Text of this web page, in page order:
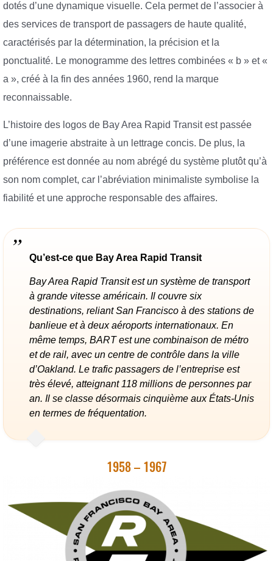
dotés d’une dynamique visuelle. Cela permet de l’associer à
des services de transport de passagers de haute qualité,
caractérisés par la détermination, la précision et la
ponctualité. Le monogramme des lettres combinées « b » et «
a », créé à la fin des années 1960, rend la marque
reconnaissable.
L’histoire des logos de Bay Area Rapid Transit est passée
d’une imagerie abstraite à un lettrage concis. De plus, la
préférence est donnée au nom abrégé du système plutôt qu’à
son nom complet, car l’abréviation minimaliste symbolise la
fiabilité et une approche responsable des affaires.
Qu’est-ce que Bay Area Rapid Transit
Bay Area Rapid Transit est un système de transport
à grande vitesse américain. Il couvre six
destinations, reliant San Francisco à des stations de
banlieue et à deux aéroports internationaux. En
même temps, BART est une combinaison de métro
et de rail, avec un centre de contrôle dans la ville
d’Oakland. Le trafic passagers de l’entreprise est
très élevé, atteignant 118 millions de personnes par
an. Il se classe désormais cinquième aux États-Unis
en termes de fréquentation.
1958 – 1967